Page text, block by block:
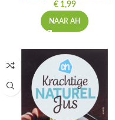
€1,99
NAAR AH